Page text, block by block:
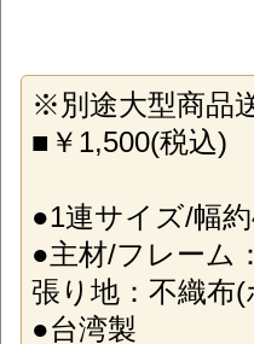
※別途大型商品
■￥1,500(税込)
●1連サイズ/幅
●主材/フレーム
張り地：不織布
●台湾製